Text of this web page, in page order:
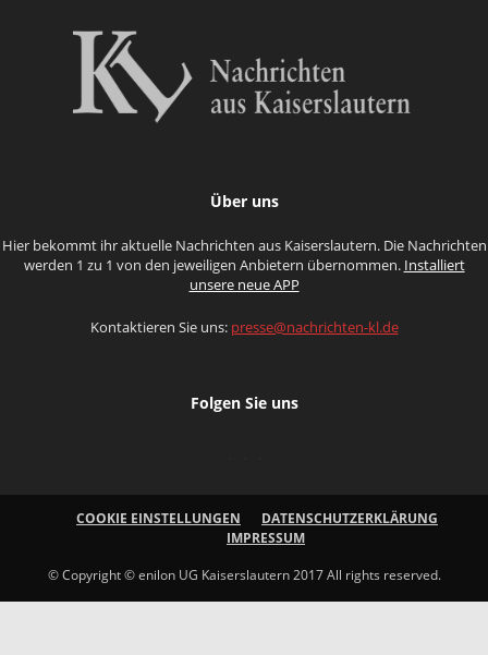
Über uns
Hier bekommt ihr aktuelle Nachrichten aus Kaiserslautern. Die Nachrichten
werden 1 zu 1 von den jeweiligen Anbietern übernommen. Installiert
unsere neue APP
Kontaktieren Sie uns: presse@nachrichten-kl.de
Folgen Sie uns
COOKIE EINSTELLUNGEN
DATENSCHUTZERKLÄRUNG
IMPRESSUM
© Copyright © enilon UG Kaiserslautern 2017 All rights reserved.